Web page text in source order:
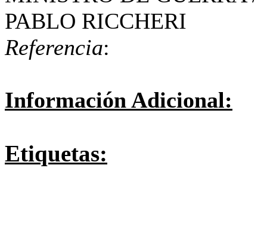
PABLO RICCHERI
Referencia:
Información Adicional:
Etiquetas: